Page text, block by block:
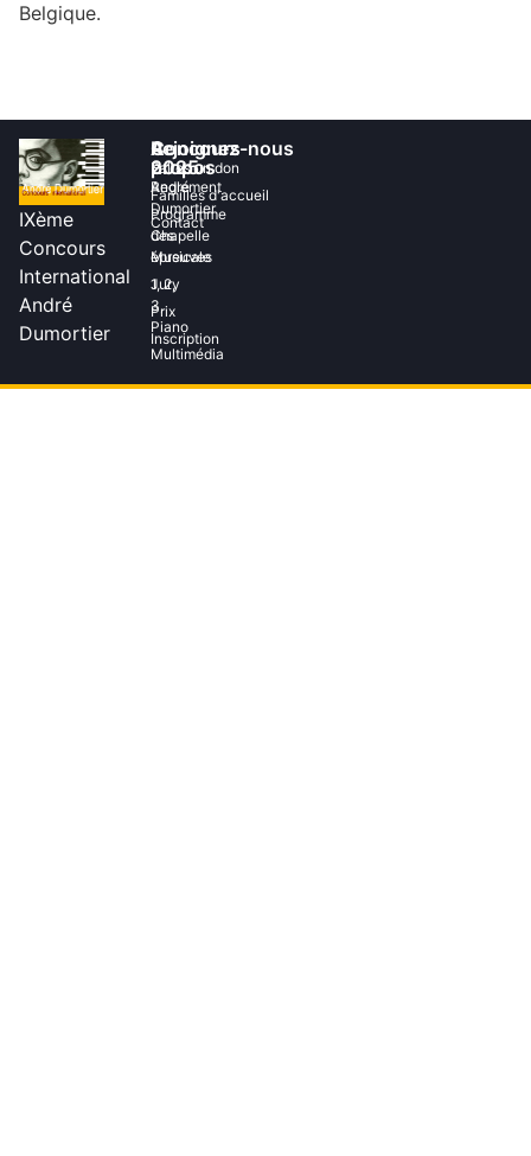
Belgique.
IXème
Concours
International
André
Dumortier
Concours
2025
Reglement
Programme
des
épreuves
Jury
Prix
Inscription
A
propos
André
Dumortier
Chapelle
Musicale
1, 2,
3,
Piano
Multimédia
Rejoignez-nous
Faites un don
Familles d'accueil
Contact